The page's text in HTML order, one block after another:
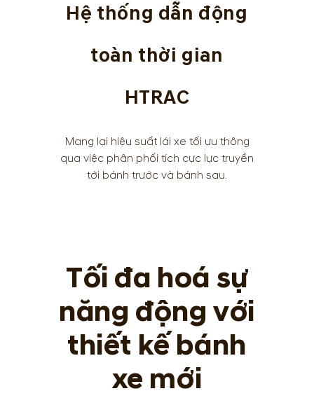
Hệ thống dẫn động
toàn thời gian
HTRAC
Mang lại hiệu suất lái xe tối ưu thông
qua việc phân phối tích cực lực truyền
tới bánh trước và bánh sau.
Tối đa hoá sự
năng động với
thiết kế bánh
xe mới